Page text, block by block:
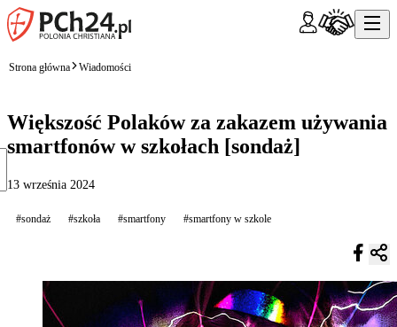
Strona główna Wiadomości
Większość Polaków za zakazem używania
smartfonów w szkołach [sondaż]
13 września 2024
#sondaż #szkoła #smartfony #smartfony w szkole